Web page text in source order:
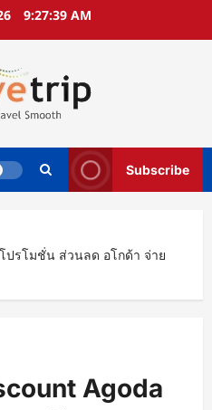
9:27:40 AM
Subscribe
ปรโมชั่น ส่วนลด อโกด้า จ่าย
Agoda